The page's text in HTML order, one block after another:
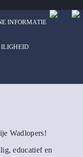
INFORMATIE
Wadlopers!
educatief en